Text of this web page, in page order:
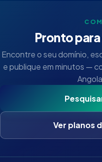
Pronto
Encontre o seu domínio,
e publique em minutos —
Ver planos